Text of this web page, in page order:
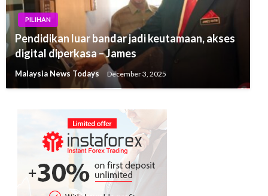
PILIHAN
Pendidikan luar bandar jadi keutamaan, akses
digital diperkasa – James
Malaysia News Todays December 3, 2025